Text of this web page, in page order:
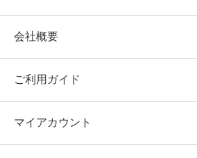
会社概要
ご利用ガイド
マイアカウント